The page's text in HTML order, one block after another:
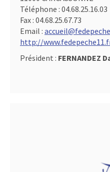
Téléphone : 04.68.25.16.03
Fax : 04.68.25.67.73
Email :
http://
Président : FERNANDEZ